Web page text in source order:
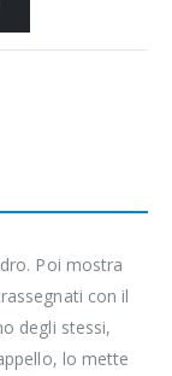
Poi mostra
con il
degli stessi,
lo mette